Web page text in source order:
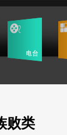
败类